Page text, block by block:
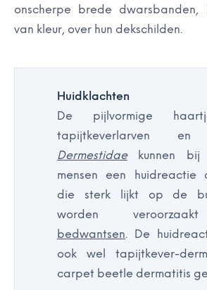
onscherpe brede
van kleur, over hun dekschilden.
Huidklachten
De pijlvormige
tapijtkeverlarven en
Dermestidaekunnen bij
mensen een huidreactie
die sterk lijkt op de
worden
bedwantsen. De
ook wel tapijtkever-
carpet beetle dermatitis